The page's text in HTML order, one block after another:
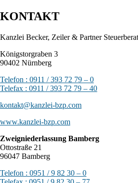
KONTAKT
Kanzlei Becker, Zeiler & Partner
Königstorgraben 3
90402 Nürnberg
Telefon : 0911 / 393 72 79 – 0
Telefax : 0911 / 393 72 79 – 40
kontakt@kanzlei-bzp.com
www.kanzlei-bzp.com
Zweigniederlassung Bamberg
Ottostraße 21
96047 Bamberg
Telefon : 0951 / 9 82 30 – 0